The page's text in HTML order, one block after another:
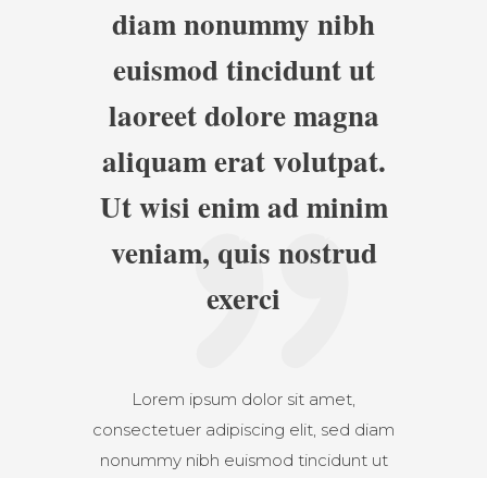
diam nonummy nibh
euismod tincidunt ut
laoreet dolore magna
aliquam erat volutpat.
Ut wisi enim ad minim
veniam, quis nostrud
exerci
Lorem ipsum dolor sit amet,
consectetuer adipiscing elit, sed diam
nonummy nibh euismod tincidunt ut